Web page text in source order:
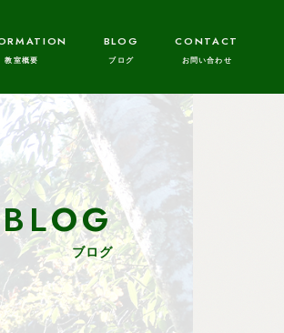
BLOG CONTACT
BLOG
ブログ